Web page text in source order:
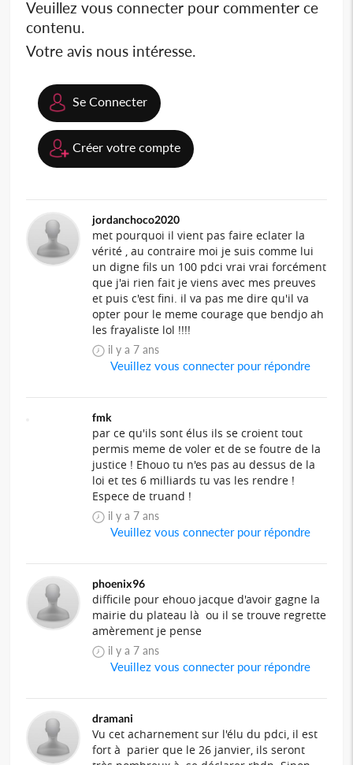
Veuillez vous connecter pour commenter ce
contenu.
Votre avis nous intéresse.
Se Connecter
Créer votre compte
jordanchoco2020
met pourquoi il vient pas faire eclater la
vérité , au contraire moi je suis comme lui
un digne fils un 100 pdci vrai vrai forcément
que j'ai rien fait je viens avec mes preuves
et puis c'est fini. il va pas me dire qu'il va
opter pour le meme courage que bendjo ah
les frayaliste lol !!!!
il y a 7 ans
Veuillez vous connecter pour répondre
fmk
par ce qu'ils sont élus ils se croient tout
permis meme de voler et de se foutre de la
justice ! Ehouo tu n'es pas au dessus de la
loi et tes 6 milliards tu vas les rendre !
Espece de truand !
il y a 7 ans
Veuillez vous connecter pour répondre
phoenix96
difficile pour ehouo jacque d'avoir gagne la
mairie du plateau là ou il se trouve regrette
amèrement je pense
il y a 7 ans
Veuillez vous connecter pour répondre
dramani
Vu cet acharnement sur l'élu du pdci, il est
fort à parier que le 26 janvier, ils seront